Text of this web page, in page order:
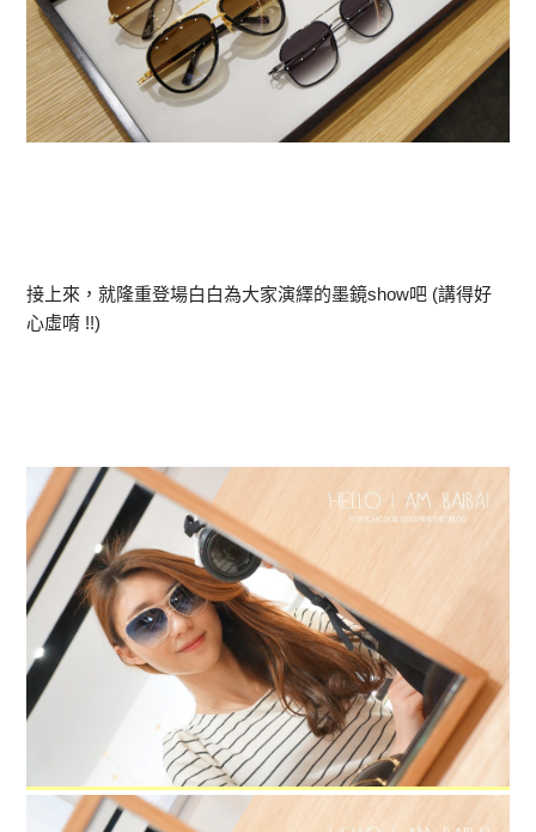
接上來，就隆重登場白白為大家演繹的墨鏡show吧 (講得好
心虛唷 !!)